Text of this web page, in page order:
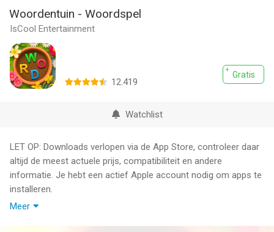
Woordentuin - Woordspel
IsCool Entertainment
Gratis
12.419
Watchlist
LET OP: Downloads verlopen via de App Store, controleer daar
altijd de meest actuele prijs, compatibiliteit en andere
informatie. Je hebt een actief Apple account nodig om apps te
installeren.
Meer